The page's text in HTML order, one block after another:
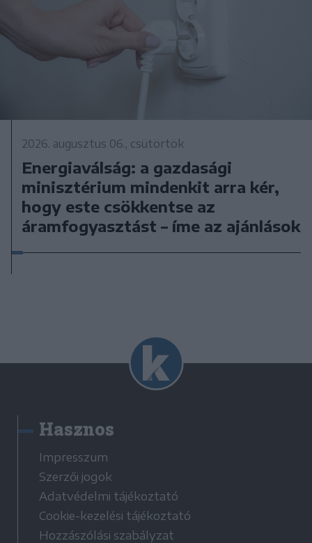
2026. augusztus 06., csütörtök
Energiaválság: a gazdasági
minisztérium mindenkit arra kér,
hogy este csökkentse az
áramfogyasztást – íme az ajánlások
Hasznos
Impresszum
Szerzői jogok
Adatvédelmi tájékoztató
Cookie-kezelési tájékoztató
Hozzászólási szabályzat